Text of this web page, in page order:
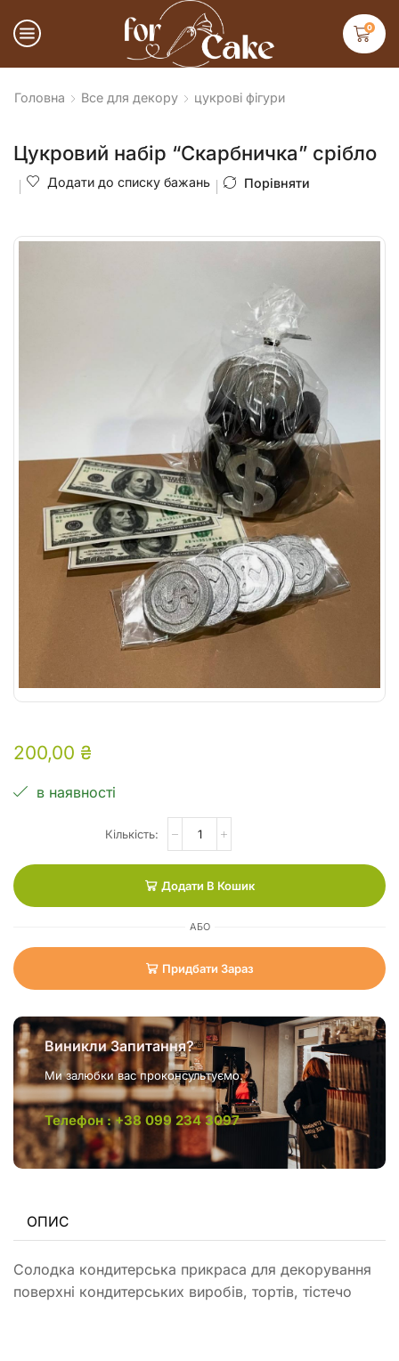
0
Головна Все для декору цукрові фігури
Цукровий набір “Скарбничка” срібло
Додати до списку бажань Порівняти
200,00 ₴
в наявності
Додати В Кошик
АБО
Придбати Зараз
Виникли Запитання?
Ми залюбки вас проконсультуємо.
Телефон : +38 099 234 3097
ОПИС
Солодка кондитерська прикраса для декорування
поверхні кондитерських виробів, тортів, тістечо